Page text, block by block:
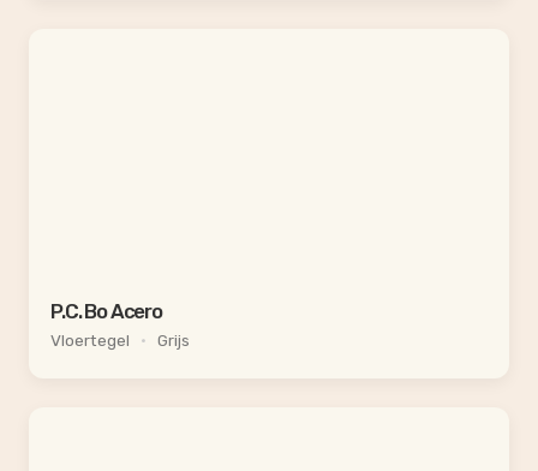
P.C. Bo Acero
Vloertegel • Grijs